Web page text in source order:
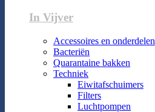
In Vijver
Accessoires en onderdelen
Bacteriën
Quarantaine bakken
Techniek
Eiwitafschuimers
Filters
Luchtpompen